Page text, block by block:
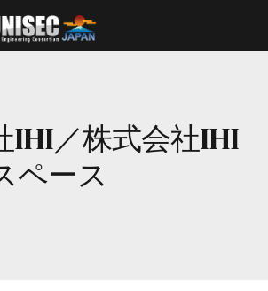
IHI／株式会社IHI
ペース